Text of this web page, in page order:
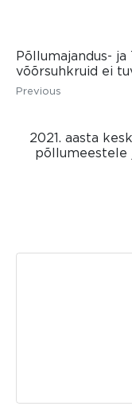
Põllumajandus-
võõrsuhkruid ei
Previous
2021. aasta
põllumeestele